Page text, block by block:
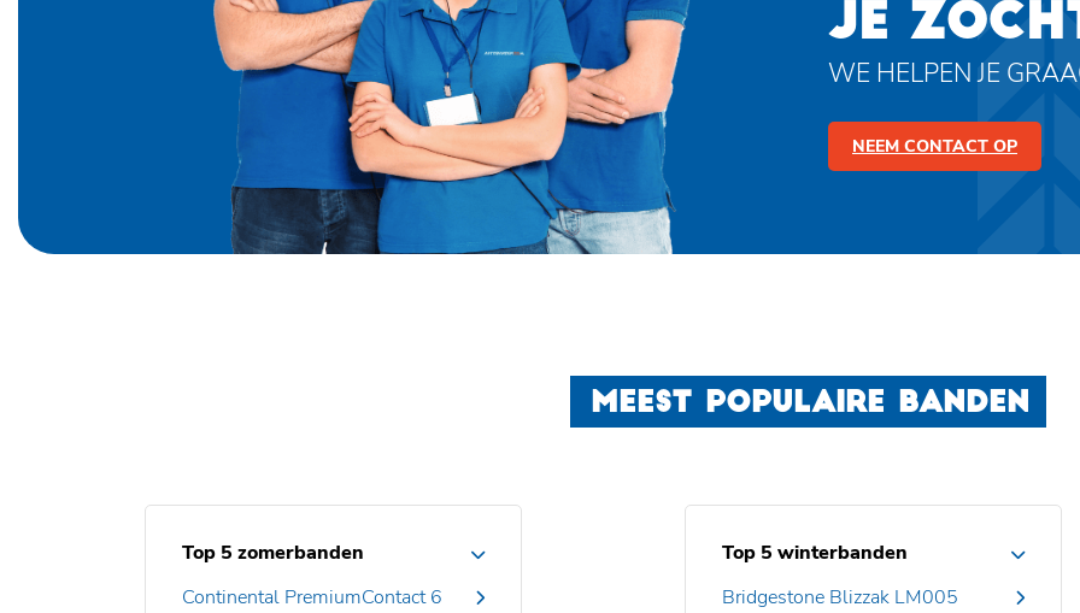
JE
WE HELPEN JE
NEEM CONTACT OP
MEEST POPULAIRE BANDEN
Top 5 zomerbanden
Continental PremiumContact 6
Top 5 winterbanden
Bridgestone Blizzak LM005